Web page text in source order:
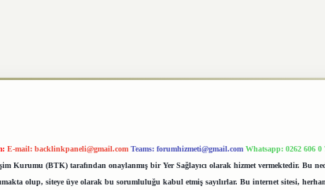
E-mail: backlinkpaneli@gmail.com Teams: forumhizmeti@gmail.com Whatsapp: 0262 606 0
Kurumu (BTK) tarafından onaylanmış bir Yer Sağlayıcı olarak hizmet vermektedir. Bu
olup, siteye üye olarak bu sorumluluğu kabul etmiş sayılırlar. Bu internet sitesi,